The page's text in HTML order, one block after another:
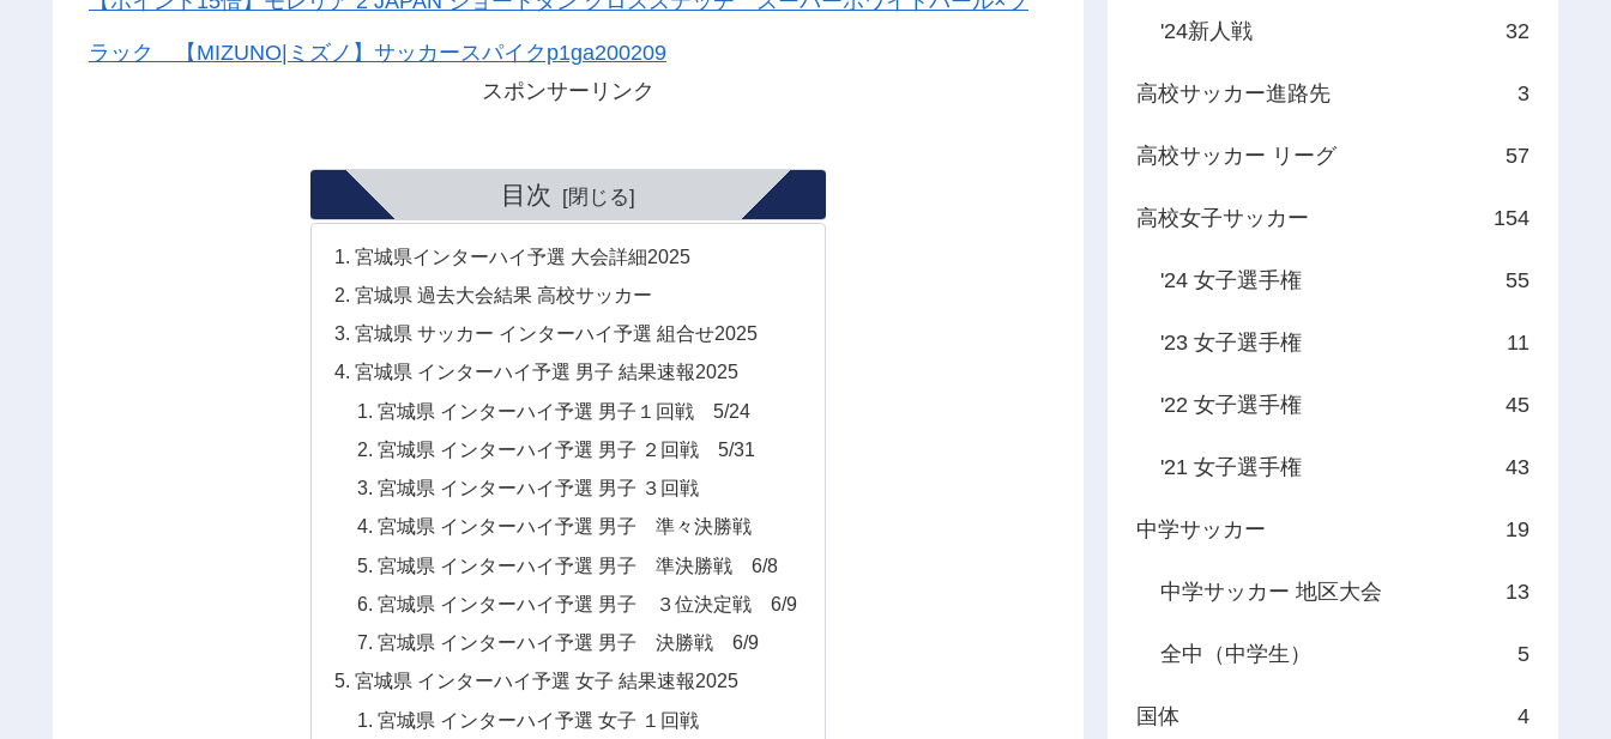
ラック 【MIZUNO|ミズノ】サッカースパイクp1ga200209
スポンサーリンク
目次
宮城県インターハイ予選 大会詳細2025
宮城県 過去大会結果 高校サッカー
宮城県 サッカー インターハイ予選 組合せ2025
宮城県 インターハイ予選 男子 結果速報2025
宮城県 インターハイ予選 男子１回戦 5/24
宮城県 インターハイ予選 男子 ２回戦 5/31
宮城県 インターハイ予選 男子 ３回戦
宮城県 インターハイ予選 男子 準々決勝戦
宮城県 インターハイ予選 男子 準決勝戦 6/8
宮城県 インターハイ予選 男子 ３位決定戦 6/9
宮城県 インターハイ予選 男子 決勝戦 6/9
宮城県 インターハイ予選 女子 結果速報2025
宮城県 インターハイ予選 女子 １回戦
'24新人戦 32
高校サッカー進路先 3
高校サッカー リーグ 57
高校女子サッカー 154
'24 女子選手権 55
'23 女子選手権 11
'22 女子選手権 45
'21 女子選手権 43
中学サッカー 19
中学サッカー 地区大会 13
全中（中学生） 5
国体 4